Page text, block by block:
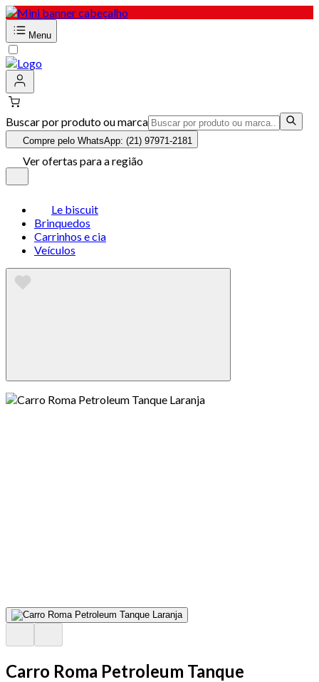
Menu
Buscar por produto ou marca
Compre pelo WhatsApp: (21) 97971-2181
Ver ofertas para a região
Le biscuit
Brinquedos
Carrinhos e cia
Veículos
Carro Roma Petroleum Tanque